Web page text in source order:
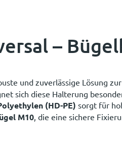
–
und zuverlässige Lösung zur
sich diese Halterung
(HD-PE) sorgt für
M10 , die eine sichere